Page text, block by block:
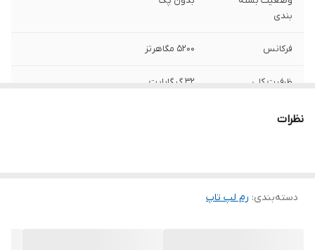
بندی
فرکانس 5200 مگاهرتز
ظرفیت کلی 32 گیگابایت
حداکثر نرخ انتقالنظرات
دسته‌بندی: رم لپ‌ تاپ